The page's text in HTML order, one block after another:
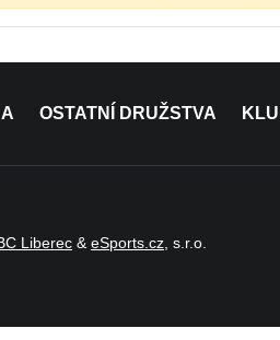
OSTATNÍ DRUŽSTVA
Liberec & eSports.cz , s.r.o.